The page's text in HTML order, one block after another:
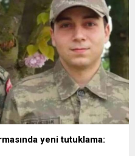
yeni tutuklama: